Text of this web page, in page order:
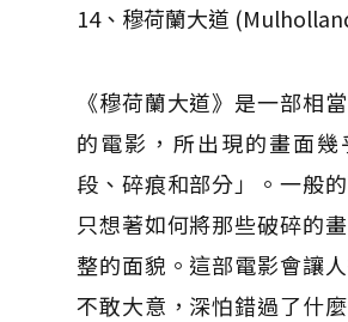
14、穆荷蘭大道
《穆荷蘭大道》是一部相
的電影，所出現的畫面幾
段、碎痕和部分」。一般
只想著如何將那些破碎的
整的面貌。這部電影會讓
不敢大意，深怕錯過了什